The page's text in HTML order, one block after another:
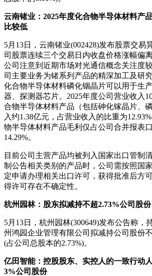
云南锗业：2025年度化合物半导体材料产
比较低
5月13日，云南锗业(002428)发布股票交易
司股票连续三个交易日内收盘价格涨幅偏离
公司注意到近期市场对光通信概念关注度
司主要业务为锗系列产品的精深加工及研
化合物半导体材料磷化铟晶片可以用于生
器、探测器芯片。2025年度公司营业收入
合物半导体材料产品（包括砷化镓晶片、
入约1.38亿元，占营业收入的比重为
物半导体材料产品毛利仅占公司合并报表
14.29%。
目前公司主营产品均被列入国家出口管制
制公告相关类别的产品时，公司需按照国
定申请办理相关出口许可，获得批准后方
得许可存在不确定性。
杭州园林：股东拟减持不超2.73%公司股份
5月13日，杭州园林(300649)发布公告称，
州鸿园企业管理有限公司拟减持公司股份
(占公司总股本的2.73%)。
亿田智能：控股股东、实控人的一致行动
3%公司股份